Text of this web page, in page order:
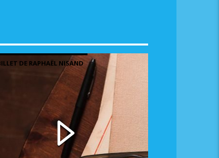
DE RAPHAËL NISAND